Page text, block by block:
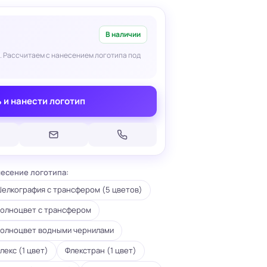
Печать на кепках
Печать на футболках
Брендирование униформы
Печать на термосах
В наличии
Рассчитаем с нанесением логотипа под
нанести логотип
логотипа:
с трансфером (5 цветов)
с трансфером
водными чернилами
(1 цвет)
Флекстран (1 цвет)